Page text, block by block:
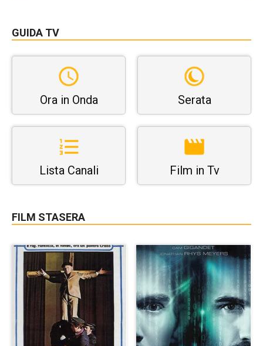
GUIDA TV
Ora in Onda Serata
Lista Canali Film in Tv
FILM STASERA